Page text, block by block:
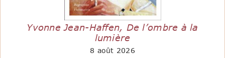
Yvonne Jean-Haffen, De l’ombre à la
lumière
8 août 2026